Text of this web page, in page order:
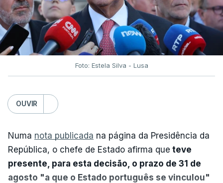
Foto: Estela Silva - Lusa
OUVIR
Numa nota publicada na página da Presidência da
República, o chefe de Estado afirma que teve
presente, para esta decisão, o prazo de 31 de
agosto "a que o Estado português se vinculou"